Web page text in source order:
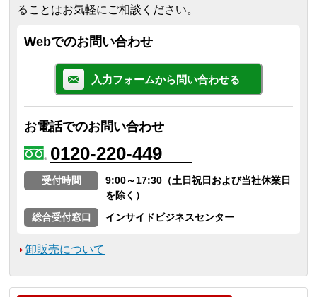
ることはお気軽にご相談ください。
Webでのお問い合わせ
入力フォームから問い合わせる
お電話でのお問い合わせ
0120-220-449
受付時間
9:00～17:30（土日祝日および当社休業日
を除く）
総合受付窓口
インサイドビジネスセンター
卸販売について